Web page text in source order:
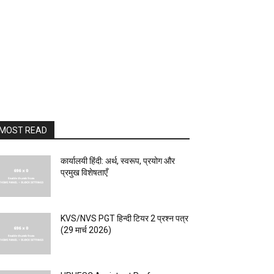
READ
कार्यालयी हिंदी: अर्थ, स्वरूप, प्रयोग और
प्रमुख विशेषताएँ
KVS/NVS PGT हिन्दी टियर 2 प्रश्न पत्र
(29 मार्च 2026)